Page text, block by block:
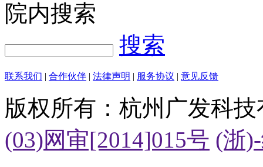
院内搜索
搜索
联系我们 | 合作伙伴 | 法律声明 | 服务协议 | 意见反馈
版权所有：杭州广发科
(03)网审[2014]015号 (浙